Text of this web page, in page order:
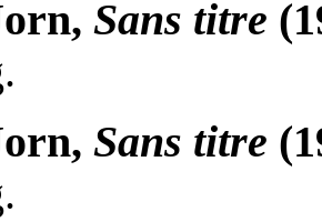
Sans titre
Sans titre